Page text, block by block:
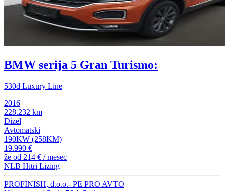
BMW serija 5 Gran Turismo:
530d Luxury Line
2016
228.232 km
Dizel
Avtomatski
190KW (258KM)
19.990 €
že od 214 € / mesec
NLB Hitri Lizing
PROFINISH, d.o.o.- PE PRO AVTO